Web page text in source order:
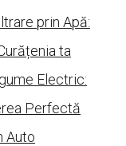
prin Apă:
ta
Electric:
Perfectă
Auto